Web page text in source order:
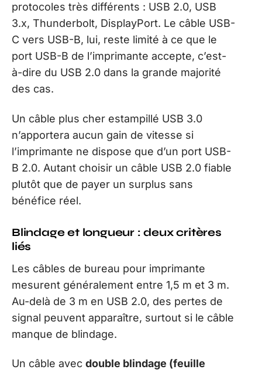
protocoles très différents : USB 2.0, USB
3.x, Thunderbolt, DisplayPort. Le câble USB-
C vers USB-B, lui, reste limité à ce que le
port USB-B de l’imprimante accepte, c’est-
à-dire du USB 2.0 dans la grande majorité
des cas.
Un câble plus cher estampillé USB 3.0
n’apportera aucun gain de vitesse si
l’imprimante ne dispose que d’un port USB-
B 2.0. Autant choisir un câble USB 2.0 fiable
plutôt que de payer un surplus sans
bénéfice réel.
Blindage et longueur : deux critères
liés
Les câbles de bureau pour imprimante
mesurent généralement entre 1,5 m et 3 m.
Au-delà de 3 m en USB 2.0, des pertes de
signal peuvent apparaître, surtout si le câble
manque de blindage.
Un câble avec double blindage (feuille